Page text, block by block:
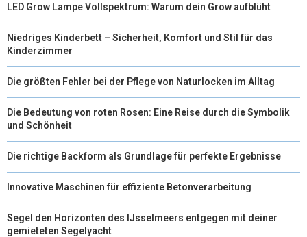
LED Grow Lampe Vollspektrum: Warum dein Grow aufblüht
Niedriges Kinderbett – Sicherheit, Komfort und Stil für das
Kinderzimmer
Die größten Fehler bei der Pflege von Naturlocken im Alltag
Die Bedeutung von roten Rosen: Eine Reise durch die Symbolik
und Schönheit
Die richtige Backform als Grundlage für perfekte Ergebnisse
Innovative Maschinen für effiziente Betonverarbeitung
Segel den Horizonten des IJsselmeers entgegen mit deiner
gemieteten Segelyacht